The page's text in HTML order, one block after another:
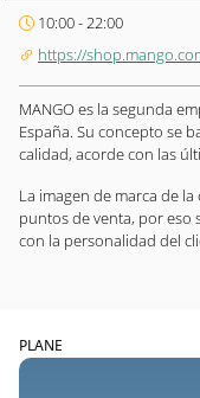
10:00 - 22:00
https://
MANGO es la segunda
España. Su concepto se
calidad, acorde con las
La imagen de marca de
puntos de venta, por eso
con la personalidad del
PLANE